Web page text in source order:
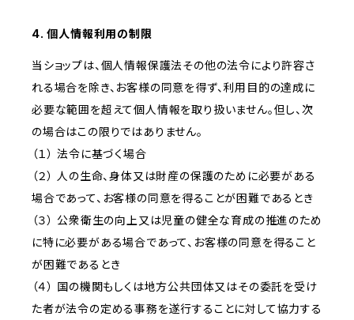
4. 個人情報利用の制限
当ショップは、個人情報保護法その他の法令により許容さ
れる場合を除き、お客様の同意を得ず、利用目的の達成に
必要な範囲を超えて個人情報を取り扱いません。但し、次
の場合はこの限りではありません。
（１） 法令に基づく場合
（２） 人の生命、身体又は財産の保護のために必要がある
場合であって、お客様の同意を得ることが困難であるとき
（３） 公衆衛生の向上又は児童の健全な育成の推進のため
に特に必要がある場合であって、お客様の同意を得ること
が困難であるとき
（４） 国の機関もしくは地方公共団体又はその委託を受け
た者が法令の定める事務を遂行することに対して協力する